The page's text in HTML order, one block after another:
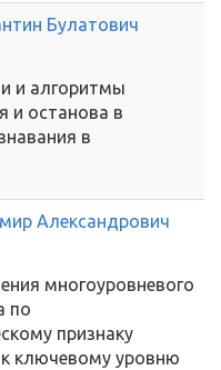
Булатович
и алгоритмы
и останова в
в
Александрович
многоуровневого
по
признаку
ключевому уровню